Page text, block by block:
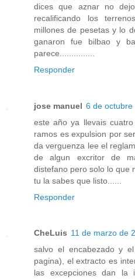
dices que aznar no
recalificando los
millones de pesetas y lo
ganaron fue bilbao y
parece...............
Responder
jose manuel 6 de octubre
este año ya llevais
ramos es expulsion por
da verguenza lee el
de algun excritor de
distefano pero solo lo que
tu la sabes que listo......
Responder
CheLuis 11 de marzo de
salvo el encabezado y
pagina), el extracto es
las excepciones dan